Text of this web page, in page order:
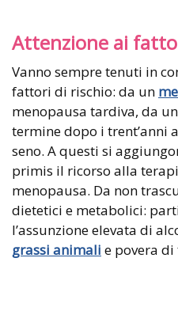
Attenzione ai
Vanno sempre tenuti in
fattori di rischio: da un
menopausa tardiva, da
termine dopo i trent’anni
seno. A questi si
primis il ricorso alla
menopausa. Da non
dietetici e metabolici:
l’assunzione elevata di
grassi animali e povera